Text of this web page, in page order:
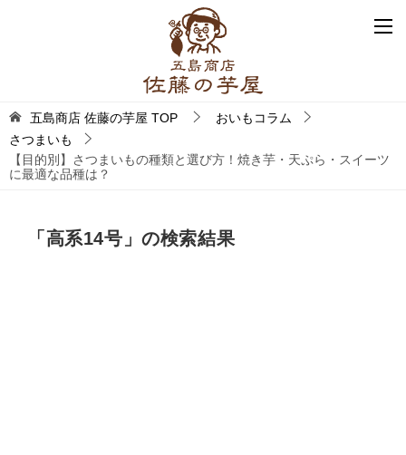
五島商店 佐藤の芋屋 TOP
おいもコラム
さつまいも
【目的別】さつまいもの種類と選び方！焼き芋・天ぷら・スイーツ
に最適な品種は？
「 高系14号 」の検索結果